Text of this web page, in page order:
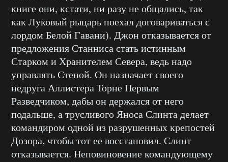
книге они, кстати, ни разу не общались, так
как Луковый рыцарь поехал договариваться с
лордом Белой Гавани). Джон отказывается от
предложения Станниса стать истинным
Старком и Хранителем Севера, ведь надо
управлять Стеной. Он назначает своего
недруга Аллистера Торне Первым
Разведчиком, дабы он держался от него
подальше, а трусливого Яноса Слинта делает
командиром одной из разрушенных крепостей
Дозора, чтобы тот ее восстановил. Слинт
отказывается. Неповиновение командующему